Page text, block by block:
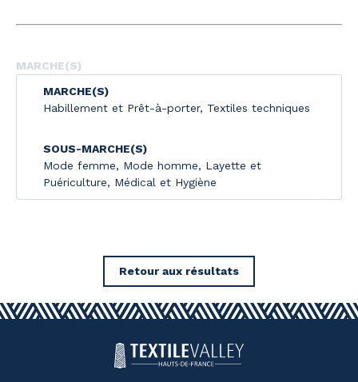
MARCHE(S)
MARCHE(S)
Habillement et Prêt-à-porter, Textiles techniques
SOUS-MARCHE(S)
Mode femme, Mode homme, Layette et
Puériculture, Médical et Hygiène
Retour aux résultats